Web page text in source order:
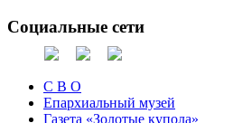
Социальные сети
С В О
Епархиальный музей
Газета «Золотые купола»